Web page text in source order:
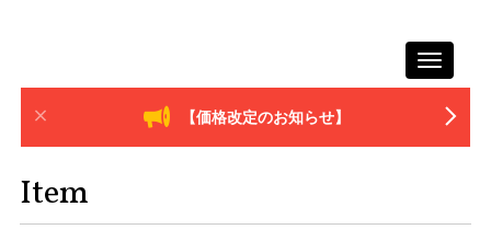
Toggle
【価格改定のお知らせ】
Item